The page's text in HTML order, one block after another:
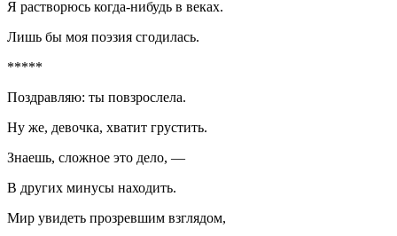
Я растворюсь когда-нибудь в веках.
Лишь бы моя поэзия сгодилась.
*****
Поздравляю: ты повзрослела.
Ну же, девочка, хватит грустить.
Знаешь, сложное это дело, —
В других минусы находить.
Мир увидеть прозревшим взглядом,